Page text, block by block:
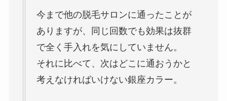
今まで他の脱毛サロンに通ったことが
ありますが、同じ回数でも効果は抜群
で全く手入れを気にしていません。
それに比べて、次はどこに通おうかと
考えなければいけない銀座カラー。